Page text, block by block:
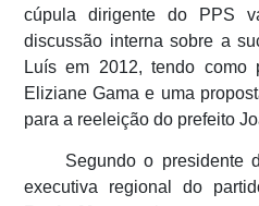
cúpula dirigente do PPS
discussão interna sobre a
Luís em 2012, tendo como
Eliziane Gama e uma
para a reeleição do prefeito
Segundo o presidente
executiva regional do